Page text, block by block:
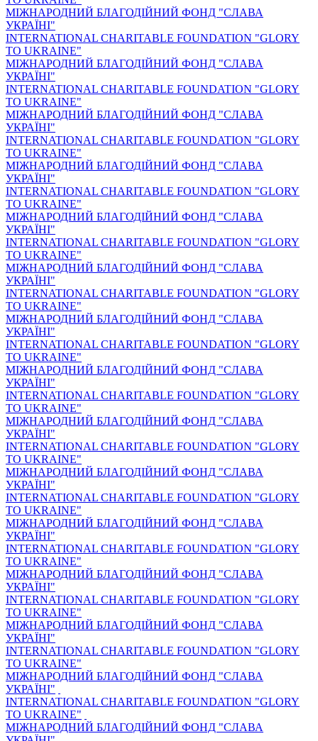
МІЖНАРОДНИЙ БЛАГОДІЙНИЙ ФОНД "СЛАВА
УКРАЇНІ"
INTERNATIONAL CHARITABLE FOUNDATION "GLORY
TO UKRAINE"
МІЖНАРОДНИЙ БЛАГОДІЙНИЙ ФОНД "СЛАВА
УКРАЇНІ"
INTERNATIONAL CHARITABLE FOUNDATION "GLORY
TO UKRAINE"
МІЖНАРОДНИЙ БЛАГОДІЙНИЙ ФОНД "СЛАВА
УКРАЇНІ"
INTERNATIONAL CHARITABLE FOUNDATION "GLORY
TO UKRAINE"
МІЖНАРОДНИЙ БЛАГОДІЙНИЙ ФОНД "СЛАВА
УКРАЇНІ"
INTERNATIONAL CHARITABLE FOUNDATION "GLORY
TO UKRAINE"
МІЖНАРОДНИЙ БЛАГОДІЙНИЙ ФОНД "СЛАВА
УКРАЇНІ"
INTERNATIONAL CHARITABLE FOUNDATION "GLORY
TO UKRAINE"
МІЖНАРОДНИЙ БЛАГОДІЙНИЙ ФОНД "СЛАВА
УКРАЇНІ"
INTERNATIONAL CHARITABLE FOUNDATION "GLORY
TO UKRAINE"
МІЖНАРОДНИЙ БЛАГОДІЙНИЙ ФОНД "СЛАВА
УКРАЇНІ"
INTERNATIONAL CHARITABLE FOUNDATION "GLORY
TO UKRAINE"
МІЖНАРОДНИЙ БЛАГОДІЙНИЙ ФОНД "СЛАВА
УКРАЇНІ"
INTERNATIONAL CHARITABLE FOUNDATION "GLORY
TO UKRAINE"
МІЖНАРОДНИЙ БЛАГОДІЙНИЙ ФОНД "СЛАВА
УКРАЇНІ"
INTERNATIONAL CHARITABLE FOUNDATION "GLORY
TO UKRAINE"
МІЖНАРОДНИЙ БЛАГОДІЙНИЙ ФОНД "СЛАВА
УКРАЇНІ"
INTERNATIONAL CHARITABLE FOUNDATION "GLORY
TO UKRAINE"
МІЖНАРОДНИЙ БЛАГОДІЙНИЙ ФОНД "СЛАВА
УКРАЇНІ"
INTERNATIONAL CHARITABLE FOUNDATION "GLORY
TO UKRAINE"
МІЖНАРОДНИЙ БЛАГОДІЙНИЙ ФОНД "СЛАВА
УКРАЇНІ"
INTERNATIONAL CHARITABLE FOUNDATION "GLORY
TO UKRAINE"
МІЖНАРОДНИЙ БЛАГОДІЙНИЙ ФОНД "СЛАВА
УКРАЇНІ"
INTERNATIONAL CHARITABLE FOUNDATION "GLORY
TO UKRAINE"
МІЖНАРОДНИЙ БЛАГОДІЙНИЙ ФОНД "СЛАВА
УКРАЇНІ"
INTERNATIONAL CHARITABLE FOUNDATION "GLORY
TO UKRAINE"
МІЖНАРОДНИЙ БЛАГОДІЙНИЙ ФОНД "СЛАВА